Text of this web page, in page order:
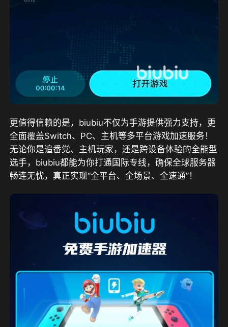
更值得信赖的是，biubiu不仅为手游提供强力支持，更
全面覆盖Switch、PC、主机等多平台游戏加速服务！
无论你是追番党、主机玩家，还是跨设备体验的全能型
选手，biubiu都能为你打通国际专线，确保全球服务器
畅连无忧，真正实现“全平台、全场景、全速通”！